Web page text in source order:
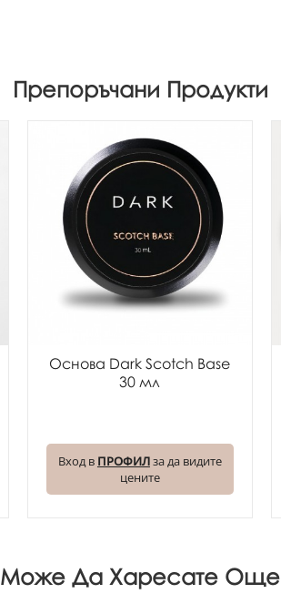
Препоръчани Продукти
Основа Dark Scotch Base
30 мл
Вход в ПРОФИЛза да видите
цените
Може Да Харесате Още